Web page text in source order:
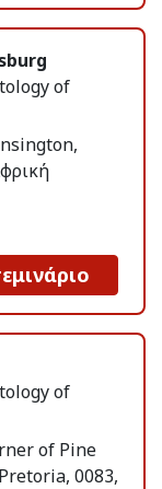
of
of
of Pine
0083,